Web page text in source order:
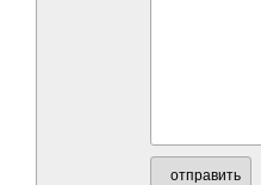
отправить